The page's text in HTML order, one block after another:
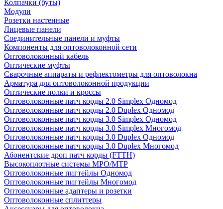
Колпачки (буты)
Модули
Розетки настенные
Лицевые панели
Соединительные панели и муфты
Компоненты для оптоволоконной сети
Оптоволоконный кабель
Оптические муфты
Сварочные аппараты и рефлектометры для оптоволокна
Арматура для оптоволоконной продукции
Оптические полки и кроссы
Оптоволоконные патч корды 2.0 Simplex Одномод
Оптоволоконные патч корды 2.0 Duplex Одномод
Оптоволоконные патч корды 3.0 Simplex Одномод
Оптоволоконные патч корды 3.0 Simplex Многомод
Оптоволоконные патч корды 3.0 Duplex Одномод
Оптоволоконные патч корды 3.0 Duplex Многомод
Абонентские дроп патч корды (FTTH)
Высокоплотные системы MPO/MTP
Оптоволоконные пигтейлы Одномод
Оптоволоконные пигтейлы Многомод
Оптоволоконные адаптеры и розетки
Оптоволоконные сплиттеры